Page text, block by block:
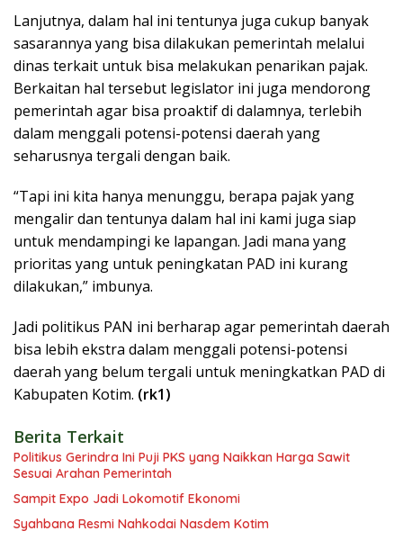
Lanjutnya, dalam hal ini tentunya juga cukup banyak
sasarannya yang bisa dilakukan pemerintah melalui
dinas terkait untuk bisa melakukan penarikan pajak.
Berkaitan hal tersebut legislator ini juga mendorong
pemerintah agar bisa proaktif di dalamnya, terlebih
dalam menggali potensi-potensi daerah yang
seharusnya tergali dengan baik.
“Tapi ini kita hanya menunggu, berapa pajak yang
mengalir dan tentunya dalam hal ini kami juga siap
untuk mendampingi ke lapangan. Jadi mana yang
prioritas yang untuk peningkatan PAD ini kurang
dilakukan,” imbunya.
Jadi politikus PAN ini berharap agar pemerintah daerah
bisa lebih ekstra dalam menggali potensi-potensi
daerah yang belum tergali untuk meningkatkan PAD di
Kabupaten Kotim. (rk1)
Berita Terkait
Politikus Gerindra Ini Puji PKS yang Naikkan Harga Sawit
Sesuai Arahan Pemerintah
Sampit Expo Jadi Lokomotif Ekonomi
Syahbana Resmi Nahkodai Nasdem Kotim